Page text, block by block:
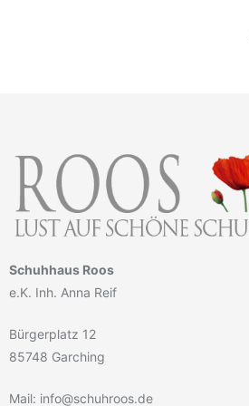
Schuhhaus Roos
e.K. Inh. Anna Reif
Bürgerplatz 12
85748 Garching
Mail: info@schuhroos.de